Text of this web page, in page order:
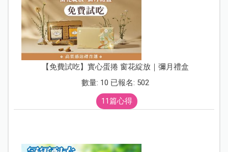
【免費試吃】實心蛋捲 窗花綻放｜彌月禮盒
數量: 10 已報名: 502
11篇心得